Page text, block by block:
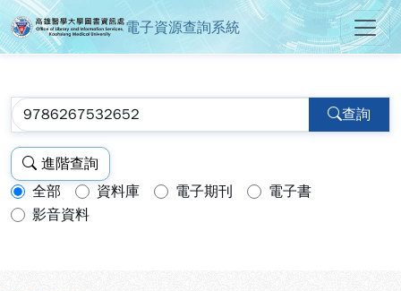
高雄醫學大學圖書資訊處電子資
電子資源查詢系統
查詢
進階查詢
查詢模式：
全部 資料庫 電子期刊
電子書
影音資料